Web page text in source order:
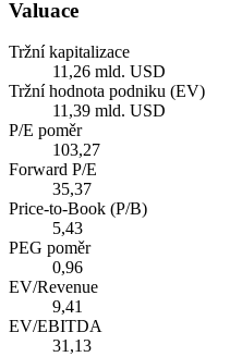
Valuace
Tržní kapitalizace
11,26 mld. USD
Tržní hodnota podniku (EV)
11,39 mld. USD
P/E poměr
103,27
Forward P/E
35,37
Price-to-Book (P/B)
5,43
PEG poměr
0,96
EV/Revenue
9,41
EV/EBITDA
31,13